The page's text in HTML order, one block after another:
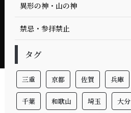
異形の神・山の神
禁忌・参拝禁止
タグ
三重 京都 佐賀 兵庫
千葉 和歌山 埼玉 大分